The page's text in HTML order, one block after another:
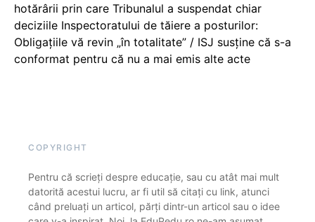
hotărârii prin care Tribunalul a suspendat chiar
deciziile Inspectoratului de tăiere a posturilor:
Obligațiile vă revin „în totalitate” / ISJ susține că s-a
conformat pentru că nu a mai emis alte acte
COPYRIGHT
Pentru că scrieți despre educație, sau cu atât mai mult
datorită acestui lucru, ar fi util să citați cu link, atunci
când preluați un articol, părți dintr-un articol sau o idee